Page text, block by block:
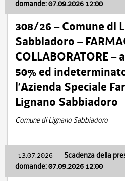
domande: 07.09.2026 12:00
308/26 – Comune di
Sabbiadoro –
COLLABORATORE
50% ed
l’Azienda Speciale
Lignano Sabbiadoro
Comune di Lignano Sabbiadoro
13.07.2026 - Scadenza della
domande: 07.09.2026 12:00